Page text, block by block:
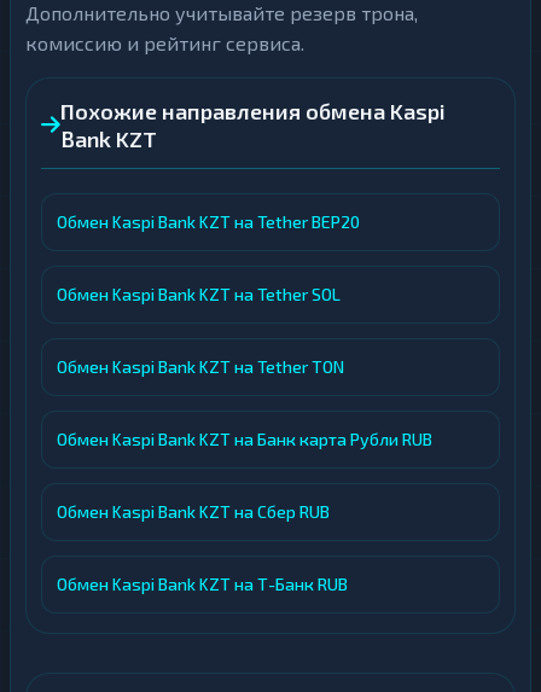
Дополнительно учитывайте резерв трона,
комиссию и рейтинг сервиса.
Похожие направления обмена Kaspi
Bank KZT
Обмен Kaspi Bank KZT на Tether BEP20
Обмен Kaspi Bank KZT на Tether SOL
Обмен Kaspi Bank KZT на Tether TON
Обмен Kaspi Bank KZT на Банк карта Рубли RUB
Обмен Kaspi Bank KZT на Сбер RUB
Обмен Kaspi Bank KZT на Т-Банк RUB